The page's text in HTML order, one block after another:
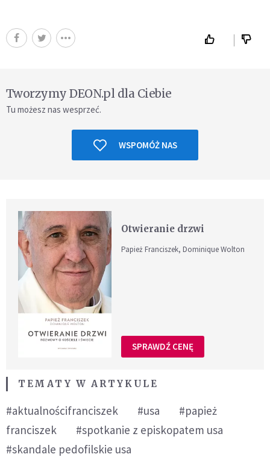
Tworzymy DEON.pl dla Ciebie
Tu możesz nas wesprzeć.
WSPOMÓŻ NAS
Otwieranie drzwi
Papież Franciszek, Dominique Wolton
SPRAWDŹ CENĘ
TEMATY W ARTYKULE
#aktualnościfranciszek #usa
#papież
franciszek
#spotkanie z episkopatem usa
#skandale pedofilskie usa